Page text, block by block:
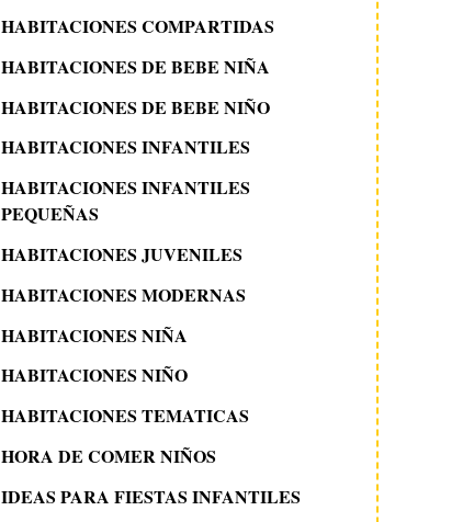
HABITACIONES COMPARTIDAS
HABITACIONES DE BEBE NIÑA
HABITACIONES DE BEBE NIÑO
HABITACIONES INFANTILES
HABITACIONES INFANTILES
PEQUEÑAS
HABITACIONES JUVENILES
HABITACIONES MODERNAS
HABITACIONES NIÑA
HABITACIONES NIÑO
HABITACIONES TEMATICAS
HORA DE COMER NIÑOS
IDEAS PARA FIESTAS INFANTILES